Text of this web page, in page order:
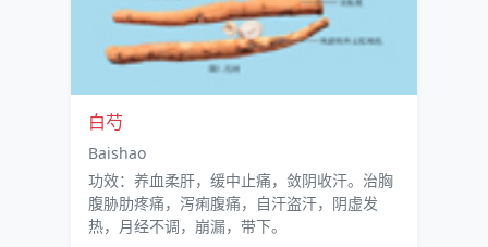
白芍
Baishao
功效：养血柔肝，缓中止痛，敛阴收汗。治胸
腹胁肋疼痛，泻痢腹痛，自汗盗汗，阴虚发
热，月经不调，崩漏，带下。